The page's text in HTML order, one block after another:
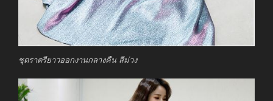
ชุดราตรียาวออกงานกลางคืน สีม่วง